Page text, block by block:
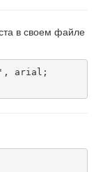
в своем файле